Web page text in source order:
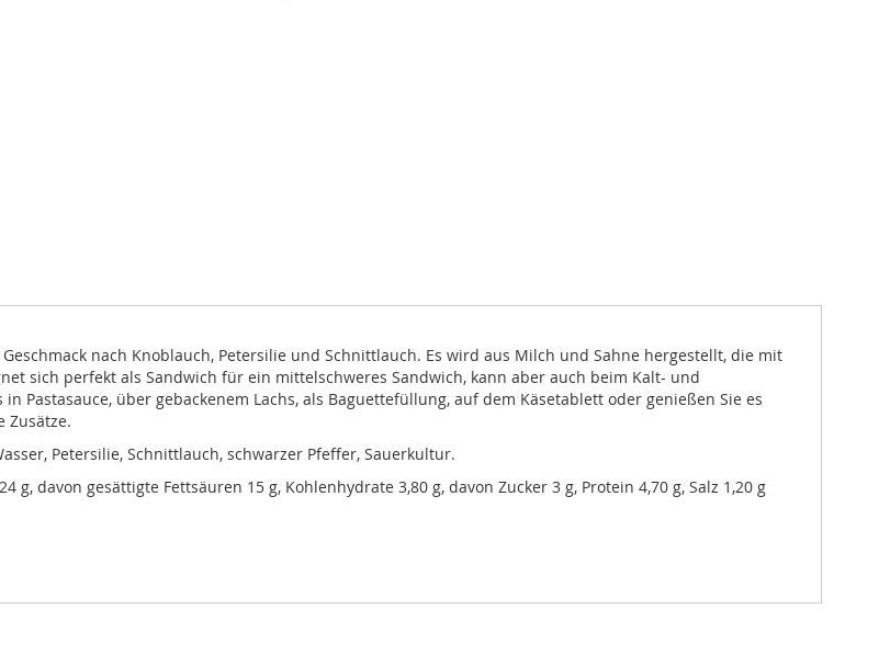
nach Knoblauch, Petersilie und Schnittlauch. Es wird aus Milch und Sahne hergestellt, die mit
sich perfekt als Sandwich für ein mittelschweres Sandwich, kann aber auch beim Kalt- und
Pastasauce, über gebackenem Lachs, als Baguettefüllung, auf dem Käsetablett oder genießen Sie es
Zusätze.
Petersilie, Schnittlauch, schwarzer Pfeffer, Sauerkultur.
g, davon gesättigte Fettsäuren 15 g, Kohlenhydrate 3,80 g, davon Zucker 3 g, Protein 4,70 g, Salz 1,20 g